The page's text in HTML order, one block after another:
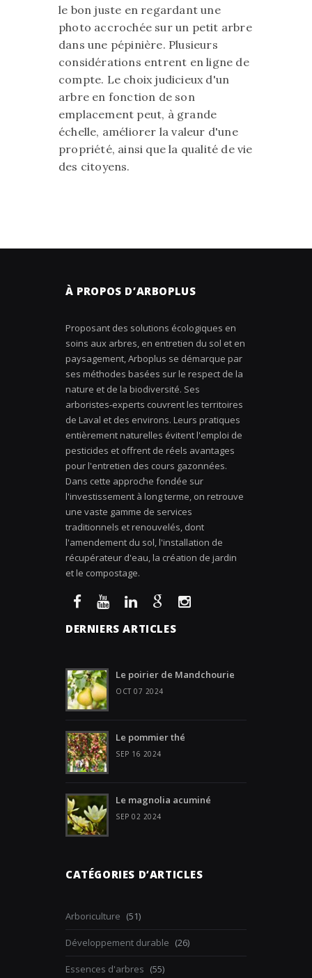
le bon juste en regardant une
photo accrochée sur un petit arbre
dans une pépinière. Plusieurs
considérations entrent en ligne de
compte. Le choix judicieux d'un
arbre en fonction de son
emplacement peut, à grande
échelle, améliorer la valeur d'une
propriété, ainsi que la qualité de vie
des citoyens.
À PROPOS D’ARBOPLUS
Proposant des solutions écologiques en
soins aux arbres, en entretien du sol et en
paysagement, Arboplus se démarque par
ses méthodes basées sur le respect de la
nature et de la biodiversité. Ses
arboristes-experts couvrent les territoires
de Laval et des environs. Leurs pratiques
entièrement naturelles évitent l'emploi de
pesticides et offrent de réels avantages
pour l'entretien des cours gazonnées.
Dans cette approche fondée sur
l'investissement à long terme, on retrouve
une vaste gamme de services
traditionnels et renouvelés, dont
l'amendement du sol, l'installation de
récupérateur d'eau, la création de jardin
et le compostage.
DERNIERS ARTICLES
Le poirier de Mandchourie
OCT 07 2024
Le pommier thé
SEP 16 2024
Le magnolia acuminé
SEP 02 2024
CATÉGORIES D’ARTICLES
Arboriculture (51)
Développement durable (26)
Essences d'arbres (55)